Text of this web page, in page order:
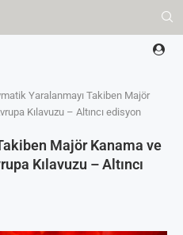
Yaralanmayı Takiben Majör
Kılavuzu – Altıncı edisyon
Majör Kanama ve
Kılavuzu – Altıncı